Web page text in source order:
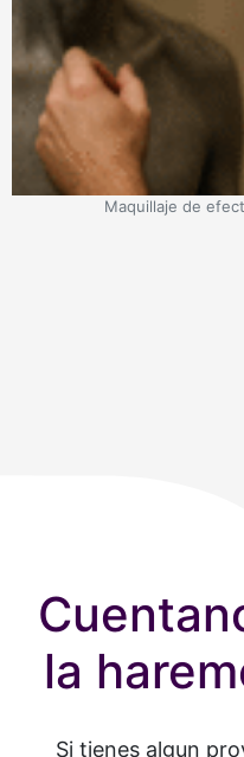
Maquillaje de
la
Si tienes algun